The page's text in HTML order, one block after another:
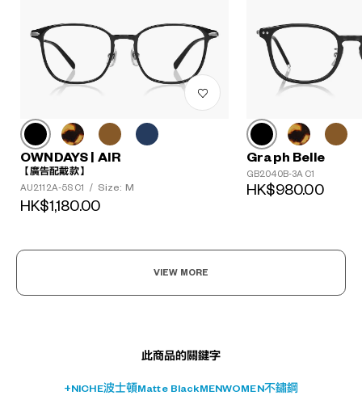
OWNDAYS | AIR
【廣告配戴款】
AU2112A-5S C1
/ Size: M
HK$1,180.00
Graph Belle
GB2040B-3A C1
HK$980.00
VIEW MORE
此商品的關鍵字
+NICHE波士頓 Matte Black MENWOMEN不鏽鋼